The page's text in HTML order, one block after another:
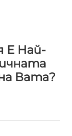
Е Най-
Вата?